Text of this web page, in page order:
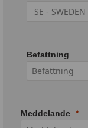
Befattning
Meddelande